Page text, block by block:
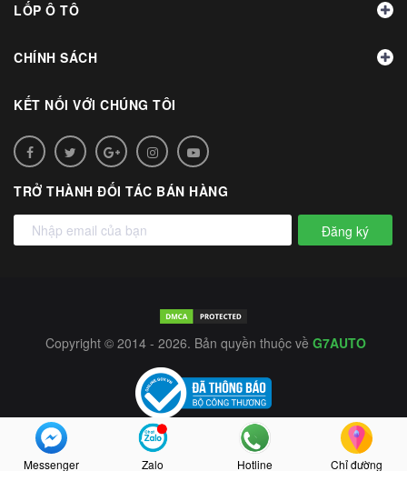
LỐP Ô TÔ
CHÍNH SÁCH
KẾT NỐI VỚI CHÚNG TÔI
TRỞ THÀNH ĐỐI TÁC BÁN HÀNG
Đăng ký
Copyright © 2014 - 2026. Bản quyền thuộc về G7AUTO
Messenger Zalo Hotline Chỉ đường